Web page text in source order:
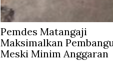
Pemdes Matangaji
Maksimalkan
Meski Minim Anggaran